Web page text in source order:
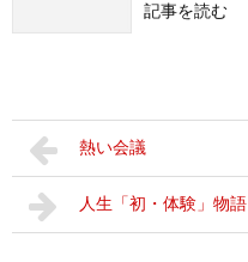
記事を読む
熱い会議
人生「初・体験」物語